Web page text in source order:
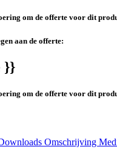
om de offerte voor dit
aan de offerte:
}}
om de offerte voor dit
Omschrijving